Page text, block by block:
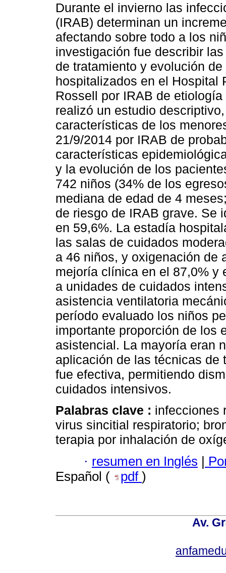
Durante el invierno las
(IRAB) determinan un
afectando sobre todo a los
investigación fue describir
de tratamiento y evolución
hospitalizados en el Hospital
Rossell por IRAB de
realizó un estudio
características de los
21/9/2014 por IRAB de
características
y la evolución de los
742 niños (34% de los
mediana de edad de 4
de riesgo de IRAB grave. Se
en 59,6%. La estadía
las salas de cuidados
a 46 niños, y oxigenación de
mejoría clínica en el 87,0% y
a unidades de cuidados
asistencia ventilatoria
período evaluado los niños
importante proporción de los
asistencial. La mayoría eran
aplicación de las técnicas de
fue efectiva, permitiendo
cuidados intensivos.
Palabras clave : infecciones
virus sincitial respiratorio;
terapia por inhalación de
· resumen en Inglés |
Español (
pdf )
Av.